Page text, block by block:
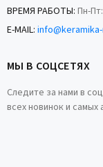
ВРЕМЯ РАБОТЫ: Пн-
E-MAIL:
МЫ В СОЦСЕТЯХ
Следите за нами в
всех новинок и